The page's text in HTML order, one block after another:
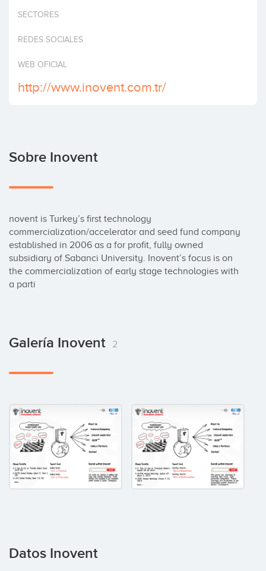
Invertir
SECTORES
REDES SOCIALES
WEB OFICIAL
http://www.inovent.com.tr/
Sobre Inovent
novent is Turkey’s first technology
commercialization/accelerator and seed fund company
established in 2006 as a for profit, fully owned
subsidiary of Sabanci University. Inovent’s focus is on
the commercialization of early stage technologies with
a parti
Galería Inovent 2
Datos Inovent